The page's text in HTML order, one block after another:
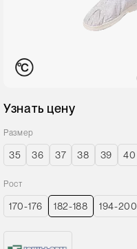
Узнать цену
Размер
35 36 37 38 39 40
Рост
170-176 182-188 194-200